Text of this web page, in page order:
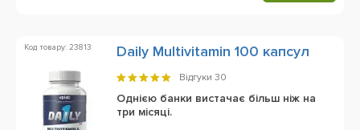
Код товару: 23813 Daily Multivitamin 100 капсул
Відгуки 30
Однією банки вистачає більш ніж на
три місяці.